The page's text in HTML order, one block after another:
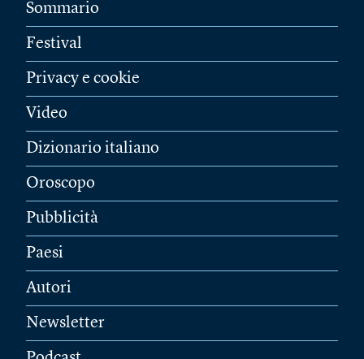
Sommario
Festival
Privacy e cookie
Video
Dizionario italiano
Oroscopo
Pubblicità
Paesi
Autori
Newsletter